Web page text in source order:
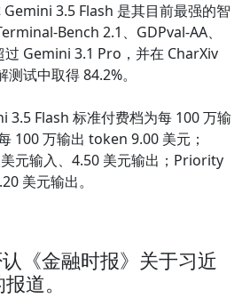
3.5 Flash 是其目前最强的智
Bench 2.1、GDPval-AA、
过 Gemini 3.1 Pro，并在 CharXiv
试中取得 84.2%。
3.5 Flash 标准付费档为每 100 万输
100 万输出 token 9.00 美元；
元输入、4.50 美元输出；Priority
美元输出。
《金融时报》关于习近
道。